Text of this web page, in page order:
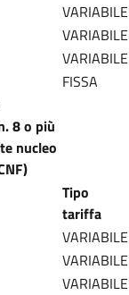
VARIABILE
VARIABILE
VARIABILE
FISSA
8 o più
nucleo
Tipo
tariffa
VARIABILE
VARIABILE
VARIABILE